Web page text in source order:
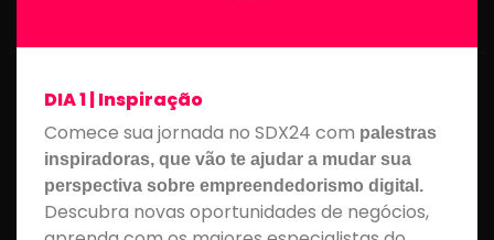
DIA 1 | Inspiração
Comece sua jornada no SDX24 com palestras
inspiradoras, que vão te ajudar a mudar sua
perspectiva sobre empreendedorismo digital.
Descubra novas oportunidades de negócios,